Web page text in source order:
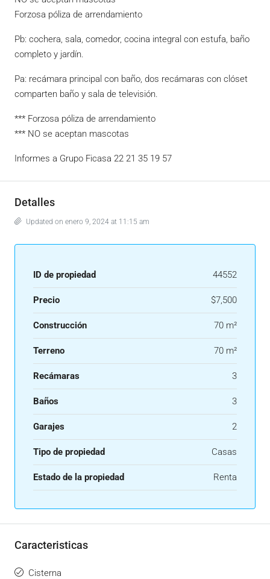
Forzosa póliza de arrendamiento
Pb: cochera, sala, comedor, cocina integral con estufa, baño
completo y jardín.
Pa: recámara principal con baño, dos recámaras con clóset
comparten baño y sala de televisión.
*** Forzosa póliza de arrendamiento
*** NO se aceptan mascotas
Informes a Grupo Ficasa 22 21 35 19 57
Detalles
Updated on enero 9, 2024 at 11:15 am
ID de propiedad 44552
Precio $7,500
Construcción 70 m²
Terreno 70 m²
Recámaras 3
Baños 3
Garajes 2
Tipo de propiedad Casas
Estado de la propiedad Renta
Caracteristicas
Cisterna